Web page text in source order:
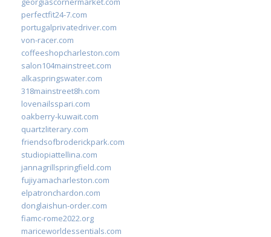
perfectfit24-7.com
portugalprivatedriver.com
von-racer.com
coffeeshopcharleston.com
salon104mainstreet.com
alkaspringswater.com
318mainstreet8h.com
lovenailsspari.com
oakberry-kuwait.com
quartzliterary.com
friendsofbroderickpark.com
studiopiattellina.com
jannagrillspringfield.com
fujiyamacharleston.com
elpatronchardon.com
donglaishun-order.com
fiamc-rome2022.org
mariceworldessentials.com